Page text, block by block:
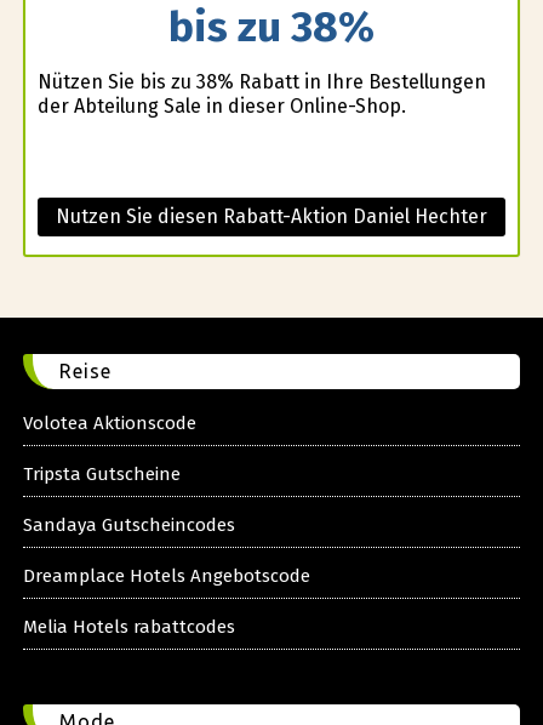
bis zu 38%
Nützen Sie bis zu 38% Rabatt in Ihre Bestellungen
der Abteilung Sale in dieser Online-Shop.
Nutzen Sie diesen Rabatt-Aktion Daniel Hechter
Reise
Volotea Aktionscode
Tripsta Gutscheine
Sandaya Gutscheincodes
Dreamplace Hotels Angebotscode
Melia Hotels rabattcodes